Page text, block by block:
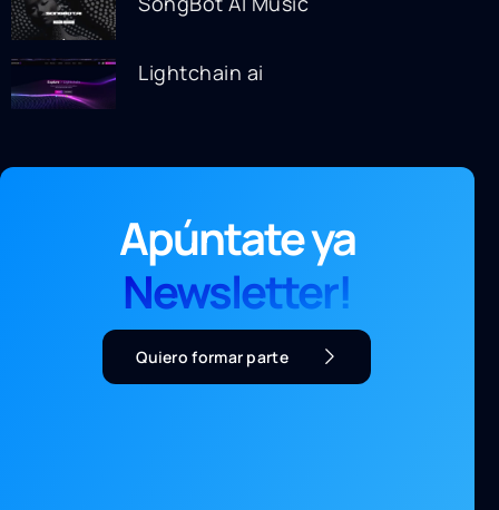
Lightchain ai
Apúntate ya
Newsletter!
Quiero formar parte